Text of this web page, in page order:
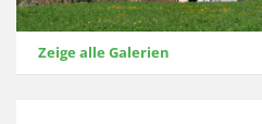
Zeige alle Galerien